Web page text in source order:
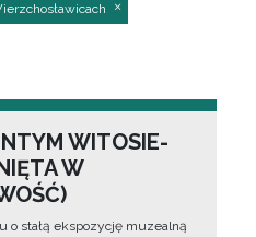
WITOSIE-
W
o stałą ekspozycję muzealną